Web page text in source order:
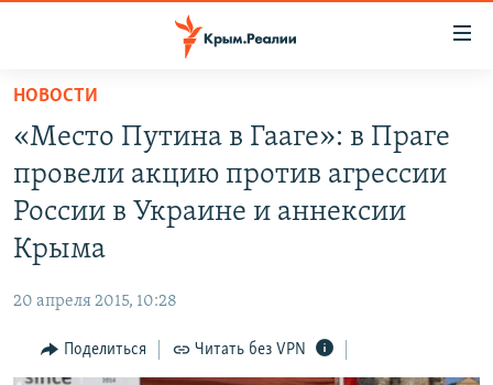
Вернуться
основному
содержанию
Вернутся
главной
Вернутся
поиску
СПЕЦПРОЕКТЫ
ВОДА
ИСТОРИЯ
ИНТЕРАКТИВ
ИНФОГРАФИКА
РАДІО СВОБОДА
КАК ОБОЙТИ БЛОКИРОВКУ
НОВОСТИ
«Место Путина в Гааге»: в Праге
провели акцию против агрессии
России в Украине и аннексии
Крыма
20 апреля 2015, 10:28
Поделиться Читать без VPN